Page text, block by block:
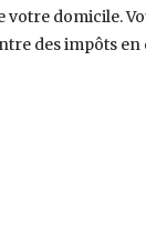
votre domicile.
des impôts